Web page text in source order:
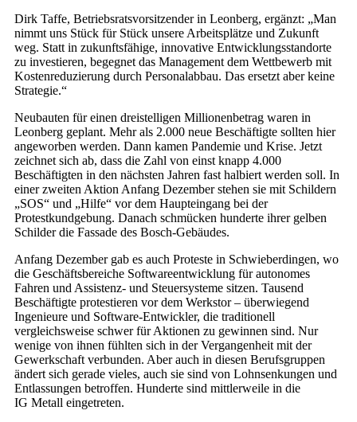
Dirk Taffe, Betriebsratsvorsitzender in Leonberg, ergänzt: „Man
nimmt uns Stück für Stück unsere Arbeitsplätze und Zukunft
weg. Statt in zukunftsfähige, innovative Entwicklungsstandorte
zu investieren, begegnet das Management dem Wettbewerb mit
Kostenreduzierung durch Personalabbau. Das ersetzt aber keine
Strategie.“
Neubauten für einen dreistelligen Millionenbetrag waren in
Leonberg geplant. Mehr als 2.000 neue Beschäftigte sollten hier
angeworben werden. Dann kamen Pandemie und Krise. Jetzt
zeichnet sich ab, dass die Zahl von einst knapp 4.000
Beschäftigten in den nächsten Jahren fast halbiert werden soll. In
einer zweiten Aktion Anfang Dezember stehen sie mit Schildern
„SOS“ und „Hilfe“ vor dem Haupteingang bei der
Protestkundgebung. Danach schmücken hunderte ihrer gelben
Schilder die Fassade des Bosch-Gebäudes.
Anfang Dezember gab es auch Proteste in Schwieberdingen, wo
die Geschäftsbereiche Softwareentwicklung für autonomes
Fahren und Assistenz- und Steuersysteme sitzen. Tausend
Beschäftigte protestieren vor dem Werks­tor – überwiegend
Ingenieure und Software-Entwickler, die traditionell
vergleichsweise schwer für Aktionen zu gewinnen sind. Nur
wenige von ihnen fühlten sich in der Vergangenheit mit der
Gewerkschaft verbunden. Aber auch in diesen Berufsgruppen
ändert sich gerade vieles, auch sie sind von Lohnsenkungen und
Entlassungen betroffen. Hunderte sind mittlerweile in die
IG Metall eingetreten.